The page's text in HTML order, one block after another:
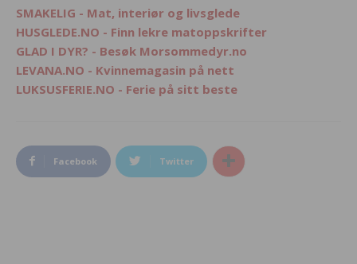
SMAKELIG - Mat, interiør og livsglede
HUSGLEDE.NO - Finn lekre matoppskrifter
GLAD I DYR? - Besøk Morsommedyr.no
LEVANA.NO - Kvinnemagasin på nett
LUKSUSFERIE.NO - Ferie på sitt beste
Facebook Twitter